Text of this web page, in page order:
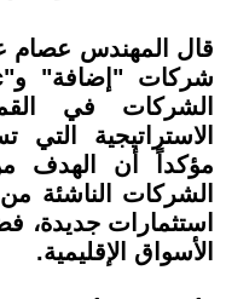
قال المهندس عصام
الشركات في
الاستراتيجية
مؤكداً أن الهدف
الشركات الناشئة
استثمارات جديدة،
الأسواق الإقليمية.